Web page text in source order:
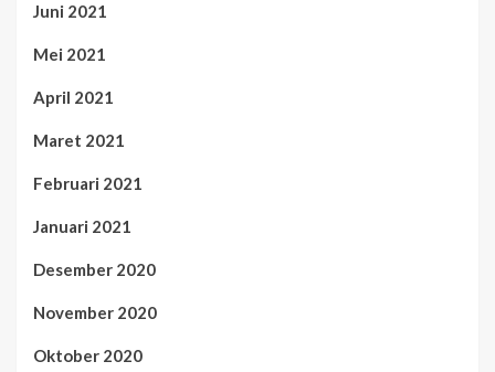
Juni 2021
Mei 2021
April 2021
Maret 2021
Februari 2021
Januari 2021
Desember 2020
November 2020
Oktober 2020